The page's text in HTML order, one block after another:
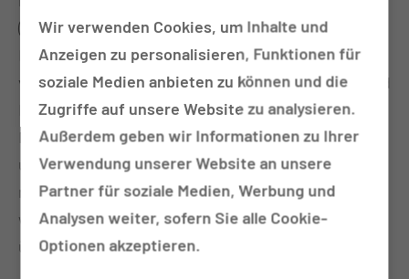
(Bakteriologie einschließlich Tuberkulose,
Mykologie, Parasitologie, Infektionsserologie,
virologische Molekulardiagnostik sowie Wasser-und
Hygieneuntersuchungen). Akkreditierungen der
Mikrobiologie nach ISO DIN 15189 (D-ML-22843-02)
und für das Hygiene-/Wasserlabor als Prüflabor
nach ISO DIN 17025 (D-PL-22843-01) liegen vor und
werden gemäß den Qualitätsvorgaben ständig
überwacht und turnusgemäß erneuert.
Wir verwenden Cookies, um Inhalte und
Anzeigen zu personalisieren, Funktionen für
soziale Medien anbieten zu können und die
Zugriffe auf unsere Website zu analysieren.
Außerdem geben wir Informationen zu Ihrer
Verwendung unserer Website an unsere
Partner für soziale Medien, Werbung und
Analysen weiter, sofern Sie alle Cookie-
Optionen akzeptieren.